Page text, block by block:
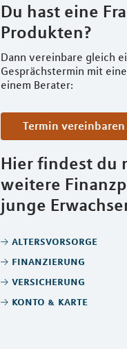
Du hast eine
Produkten?
Dann vereinbare gleich
Gesprächstermin mit
einem Berater:
Termin vereinbaren
Hier findest du
weitere
junge
altersvorsorge
finanzierung
versicherung
konto & karte